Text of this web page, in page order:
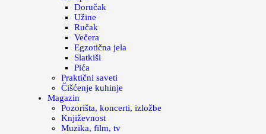
Doručak
Užine
Ručak
Večera
Egzotična jela
Slatkiši
Pića
Praktični saveti
Čišćenje kuhinje
Magazin
Pozorišta, koncerti, izložbe
Književnost
Muzika, film, tv